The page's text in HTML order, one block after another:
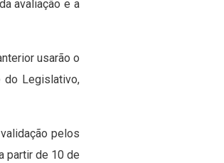
avaliação e a
usarão o
do Legislativo,
pelos
partir de 10 de